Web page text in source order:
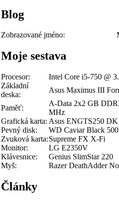
Blog
Zobrazované jméno:
Moje sestava
Procesor:
Intel Core i5-750 @
Základní
deska:
Asus Maximus III
Paměť:
A-Data 2x2 GB
MHz
Grafická karta: Asus ENGTS250
Pevný disk:
WD Caviar Black
Zvuková karta:Supreme FX X-Fi
Monitor:
LG E2350V
Klávesnice:
Genius SlimStar 220
Myš:
Razer DeathAdder
Články